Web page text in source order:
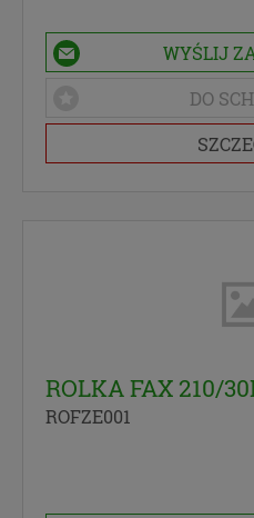
WYŚLIJ
DO
ROLKA FAX 210/
ROFZE001